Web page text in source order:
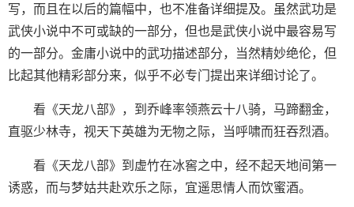
写，而且在以后的篇幅中，也不准备详细提及。虽然武功是
武侠小说中不可或缺的一部分，但也是武侠小说中最容易写
的一部分。金庸小说中的武功描述部分，当然精妙绝伦，但
比起其他精彩部分来，似乎不必专门提出来详细讨论了。
看《天龙八部》，到乔峰率领燕云十八骑，马蹄翻金，
直驱少林寺，视天下英雄为无物之际，当呼啸而狂吞烈酒。
看《天龙八部》到虚竹在冰窖之中，经不起天地间第一
诱惑，而与梦姑共赴欢乐之际，宜遥思情人而饮蜜酒。